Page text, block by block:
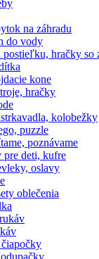
na záhradu
do vody
postieľku, hračky so
kone
hračky
kolobežky
puzzle
poznávame
pre deti, kufre
oslavy
oblečenia